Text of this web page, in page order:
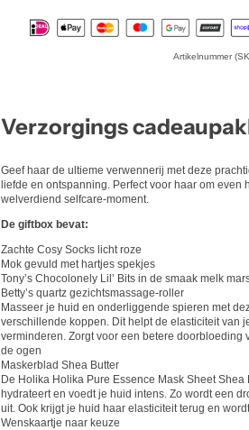
Artikelnummer
Verzorgings
Geef haar de ultieme verwennerij met deze
liefde en ontspanning. Perfect voor haar om
welverdiend selfcare-moment.
De giftbox bevat:
Zachte Cosy Socks licht roze
Mok gevuld met hartjes spekjes
Tony’s Chocolonely Lil’ Bits in de smaak melk
Betty’s quartz gezichtsmassage-roller
Masseer je huid en onderliggende spieren met
verschillende koppen. Dit helpt de elasticiteit van
verminderen. Zorgt voor een betere
de ogen
Maskerblad Shea Butter
De Holika Holika Pure Essence Mask Sheet
hydrateert en voedt je huid intens. Zo wordt een
uit. Ook krijgt je huid haar elasticiteit terug en
Wenskaartje naar keuze